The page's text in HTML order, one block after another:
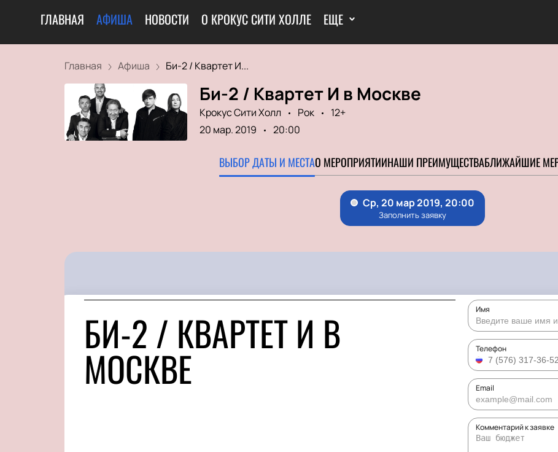
ГЛАВНАЯ АФИША НОВОСТИ О КРОКУС СИТИ ХОЛЛЕ ЕЩЕ
Главная Афиша Би-2 / Квартет И...
Би-2 / Квартет И в Москве
Крокус Сити Холл Рок
12+
20 мар. 2019
20:00
ВЫБОР ДАТЫ И МЕСТАО МЕРОПРИЯТИИНАШИ ПРЕИМУЩЕСТВАБЛИЖАЙШИЕ
БИ-2 / КВАРТЕТ И В
МОСКВЕ
Имя
Телефон
Email
Комментарий к заявке